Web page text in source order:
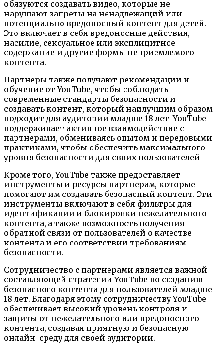
обязуются создавать видео, которые не
нарушают запреты на ненадлежащий или
потенциально вредоносный контент для детей.
Это включает в себя вредоносные действия,
насилие, сексуальное или эксплицитное
содержание и другие формы неприемлемого
контента.
Партнеры также получают рекомендации и
обучение от YouTube, чтобы соблюдать
современные стандарты безопасности и
создавать контент, который наилучшим образом
подходит для аудитории младше 18 лет. YouTube
поддерживает активное взаимодействие с
партнерами, обмениваясь опытом и передовыми
практиками, чтобы обеспечить максимального
уровня безопасности для своих пользователей.
Кроме того, YouTube также предоставляет
инструменты и ресурсы партнерам, которые
помогают им создавать безопасный контент. Эти
инструменты включают в себя фильтры для
идентификации и блокировки нежелательного
контента, а также возможность получения
обратной связи от пользователей о качестве
контента и его соответствии требованиям
безопасности.
Сотрудничество с партнерами является важной
составляющей стратегии YouTube по созданию
безопасного контента для пользователей младше
18 лет. Благодаря этому сотрудничеству YouTube
обеспечивает высокий уровень контроля и
защиты от нежелательного или вредоносного
контента, создавая приятную и безопасную
онлайн-среду для своей аудитории.